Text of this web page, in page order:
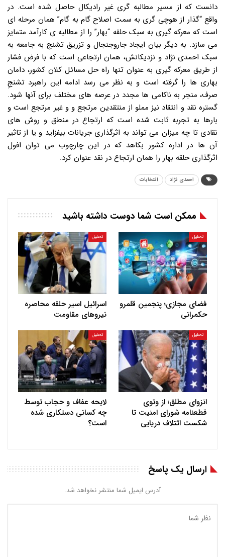
دانست که از مسیر مطالبه گری غیر رادیکال حاصل شده است. در
واقع “گذار از هوچی گری به سمت اصلاح گام به گام” همان مرحله ای
است که معرکه گیری به سبک حلقه “بهار” را از مطالبه ی کارآمد متمایز
می سازد. به دیگر بیان ایجاد جاروجنجال و تزریق تشنج به جامعه به
سبک احمدی نژاد و نزدیکانش، همان ارتجاعی است که با فرض فشار
از طریق معرکه گیری به عنوان تنها راه حل مسائل کلان کشور، دامان
بهاری ها را گرفته است و به نظر می رسد ادامه این راهبرد تشنجِ
صرف، منجر به ناکامی ها مجدد در عرصه های مختلف برای آنها شود.
گستره نقد و انتقاد نیز مملو از منتقدین مرتجع و و غیر مرتجع است و
بارها به تجربه ثابت شده است که ارتجاع در منطق و روش های
نقادی تا چه میزان می تواند به اثرگذاری جریانات بیفزاید و یا از تاثیر
آن ها در اداره کشور بکاهد که در این چارچوب می توان افول
اثرگذاری حلقه بهار را همان ارتجاع در نقد عنوان کرد.
احمدی نژاد انتخابات
ممکن است شما دوست داشته باشید
تحلیل
فضای مجازی؛ پنجمین قلمرو
حکمرانی
تحلیل
اسرائیل اسیر حلقه محاصره
نیروهای مقاومت
تحلیل
انزوای مطلق؛ از وتوی
قطعنامه شورای امنیت تا
شکست ائتلاف دریایی
تحلیل
لایحه عفاف و حجاب توسط
چه کسانی دستکاری شده
است؟
ارسال یک پاسخ
آدرس ایمیل شما منتشر نخواهد شد.